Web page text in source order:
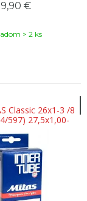
9,90 €
> 2 ks
Classic 26x1-3 /8
597) 27,5x1,00-